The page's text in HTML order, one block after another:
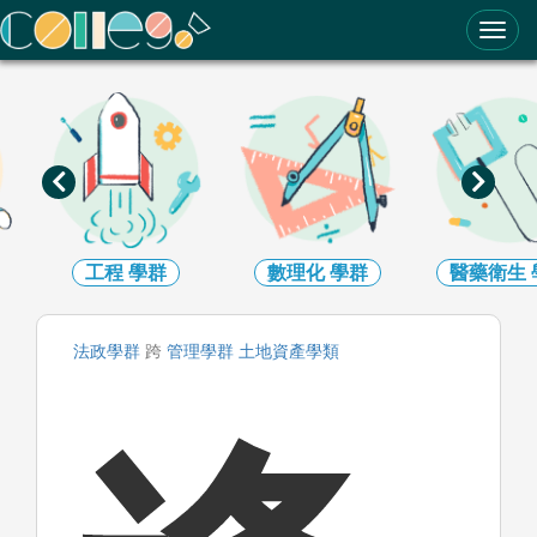
ColleGo! 大學選才與高中育才輔助系統
工程 學群 數理化學群 醫藥衛生
法政學群 跨 管理學群 土地資產學類